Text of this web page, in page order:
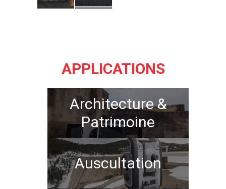
APPLICATIONS
Architecture &
Patrimoine
Auscultation